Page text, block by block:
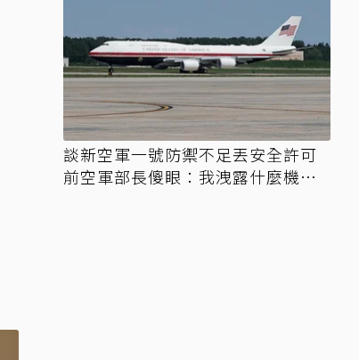
談新空軍一號防禦不足丟安全許可
前空軍部長傻眼：我洩露什麼機